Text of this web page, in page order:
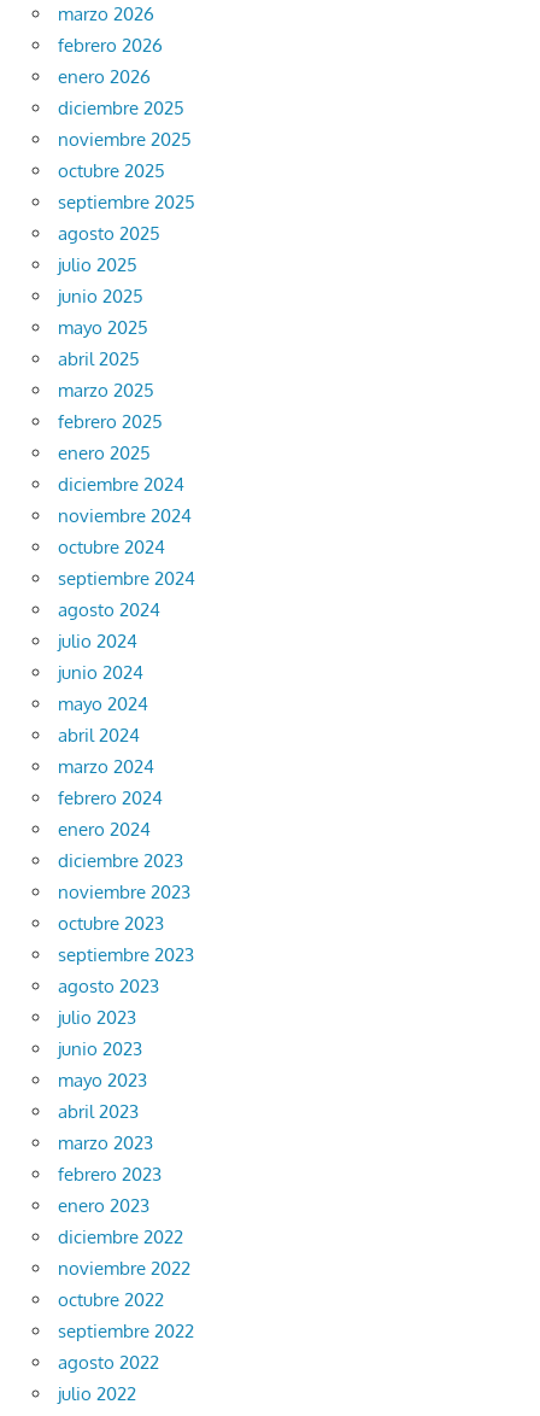
marzo 2026
febrero 2026
enero 2026
diciembre 2025
noviembre 2025
octubre 2025
septiembre 2025
agosto 2025
julio 2025
junio 2025
mayo 2025
abril 2025
marzo 2025
febrero 2025
enero 2025
diciembre 2024
noviembre 2024
octubre 2024
septiembre 2024
agosto 2024
julio 2024
junio 2024
mayo 2024
abril 2024
marzo 2024
febrero 2024
enero 2024
diciembre 2023
noviembre 2023
octubre 2023
septiembre 2023
agosto 2023
julio 2023
junio 2023
mayo 2023
abril 2023
marzo 2023
febrero 2023
enero 2023
diciembre 2022
noviembre 2022
octubre 2022
septiembre 2022
agosto 2022
julio 2022